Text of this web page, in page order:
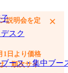
スク
ース・集中ブー
ます
説明会を定
1日より価格
、順次サイ
×